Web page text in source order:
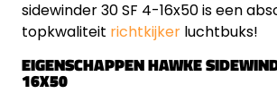
sidewinder 30 SF 4-16x50 is een
topkwaliteit richtkijker luchtbuks!
EIGENSCHAPPEN HAWKE
16X50